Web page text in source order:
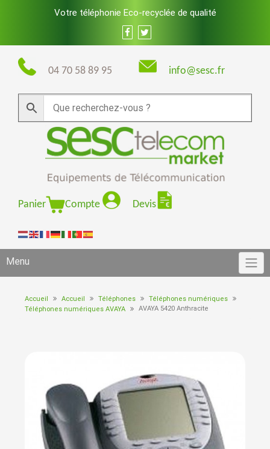
Votre téléphonie Eco-recyclée de qualité
04 70 58 89 95 info@sesc.fr
Panier Compte Devis
Menu
Accueil Accueil Téléphones
Téléphones numériques
Téléphones numériques AVAYA
AVAYA 5420 Anthracite